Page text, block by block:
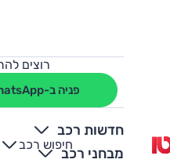
רוצים
פניה ב-WhatsApp
חדשות רכב
מבחני רכבחיפוש רכב
+
-